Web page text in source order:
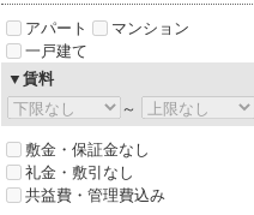
アパート
マンション
一戸建て
▼賃料
～
敷金・保証金なし
礼金・敷引なし
共益費・管理費込み